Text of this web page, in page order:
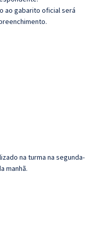
ao gabarito oficial será
na turma na segunda-
manhã.